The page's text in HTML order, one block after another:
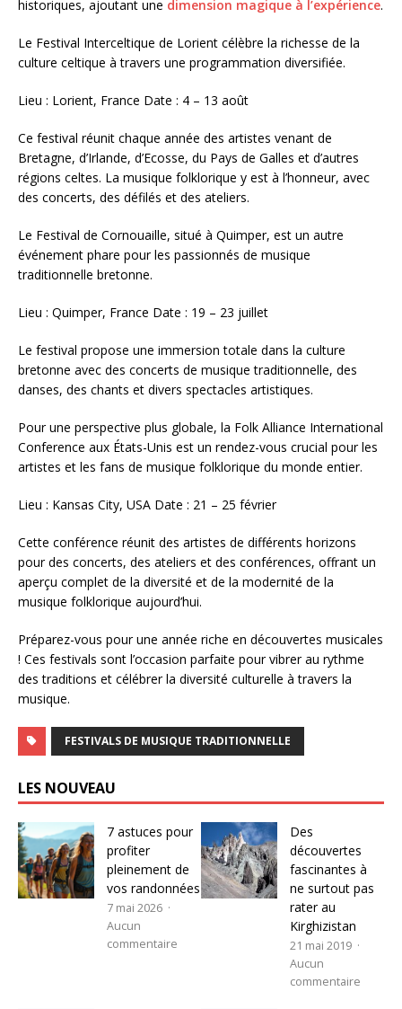
historiques, ajoutant une dimension magique à l’expérience.
Le Festival Interceltique de Lorient célèbre la richesse de la
culture celtique à travers une programmation diversifiée.
Lieu : Lorient, France Date : 4 – 13 août
Ce festival réunit chaque année des artistes venant de
Bretagne, d’Irlande, d’Ecosse, du Pays de Galles et d’autres
régions celtes. La musique folklorique y est à l’honneur, avec
des concerts, des défilés et des ateliers.
Le Festival de Cornouaille, situé à Quimper, est un autre
événement phare pour les passionnés de musique
traditionnelle bretonne.
Lieu : Quimper, France Date : 19 – 23 juillet
Le festival propose une immersion totale dans la culture
bretonne avec des concerts de musique traditionnelle, des
danses, des chants et divers spectacles artistiques.
Pour une perspective plus globale, la Folk Alliance International
Conference aux États-Unis est un rendez-vous crucial pour les
artistes et les fans de musique folklorique du monde entier.
Lieu : Kansas City, USA Date : 21 – 25 février
Cette conférence réunit des artistes de différents horizons
pour des concerts, des ateliers et des conférences, offrant un
aperçu complet de la diversité et de la modernité de la
musique folklorique aujourd’hui.
Préparez-vous pour une année riche en découvertes musicales
! Ces festivals sont l’occasion parfaite pour vibrer au rythme
des traditions et célébrer la diversité culturelle à travers la
musique.
FESTIVALS DE MUSIQUE TRADITIONNELLE
LES NOUVEAU
7 astuces pour
profiter
pleinement de
vos randonnées
7 mai 2026
Aucun
commentaire
Des
découvertes
fascinantes à
ne surtout pas
rater au
Kirghizistan
21 mai 2019
Aucun
commentaire